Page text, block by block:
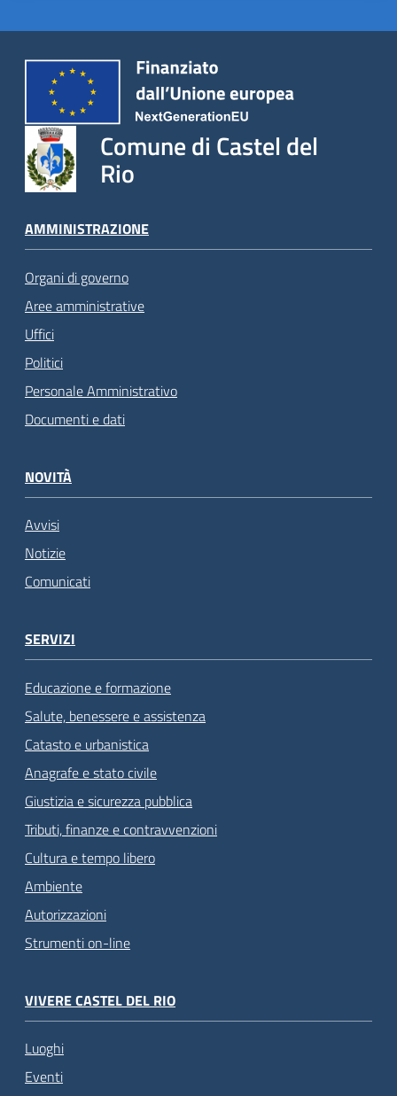
Comune di Castel del
Rio
AMMINISTRAZIONE
Organi di governo
Aree amministrative
Uffici
Politici
Personale Amministrativo
Documenti e dati
NOVITÀ
Avvisi
Notizie
Comunicati
SERVIZI
Educazione e formazione
Salute, benessere e assistenza
Catasto e urbanistica
Anagrafe e stato civile
Giustizia e sicurezza pubblica
Tributi, finanze e contravvenzioni
Cultura e tempo libero
Ambiente
Autorizzazioni
Strumenti on-line
VIVERE CASTEL DEL RIO
Luoghi
Eventi